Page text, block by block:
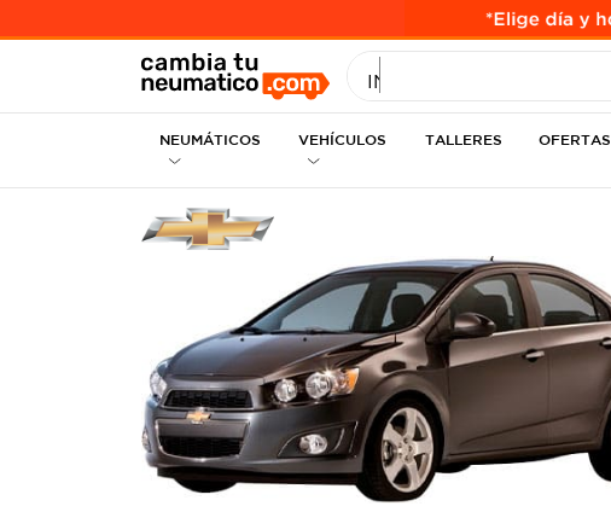
INGRESE MEDIDA
NEUMÁTICOS VEHÍCULOS TALLERES OFERTAS